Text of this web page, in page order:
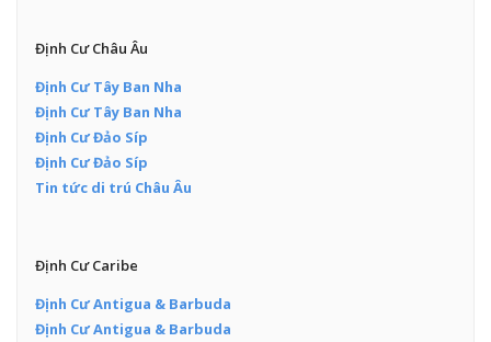
Định Cư Châu Âu
Định Cư Tây Ban Nha
Định Cư Tây Ban Nha
Định Cư Đảo Síp
Định Cư Đảo Síp
Tin tức di trú Châu Âu
Định Cư Caribe
Định Cư Antigua & Barbuda
Định Cư Antigua & Barbuda